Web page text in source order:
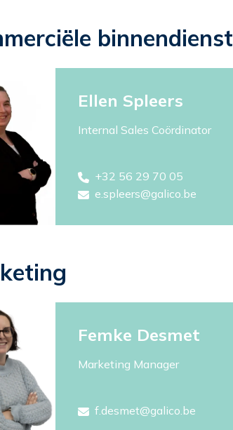
binnendienst
Ellen Spleers
Internal Sales Coördinator
+32 56 29 70 05
e.spleers@galico.be
Femke Desmet
Marketing Manager
f.desmet@galico.be